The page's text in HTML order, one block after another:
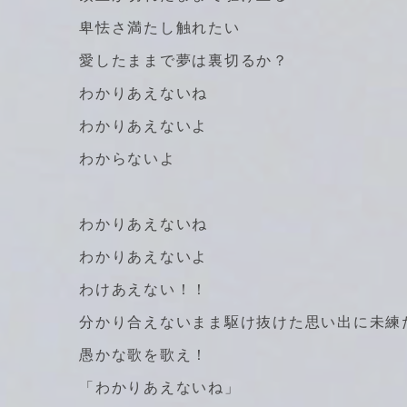
卑怯さ満たし触れたい
愛したままで夢は裏切るか？
わかりあえないね
わかりあえないよ
わからないよ
わかりあえないね
わかりあえないよ
わけあえない！！
分かり合えないまま駆け抜けた思い出に未練
愚かな歌を歌え！
「わかりあえないね」